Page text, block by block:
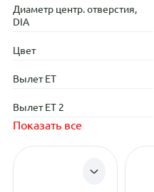
Диаметр центр. отверстия,
DIA
Цвет
Вылет ET
Вылет ET 2
Показать все